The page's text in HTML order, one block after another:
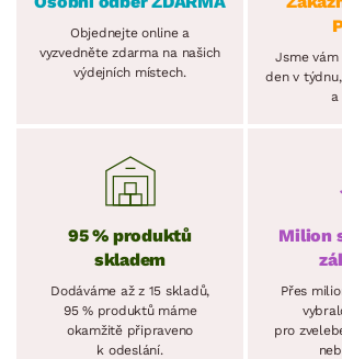
Objednejte online a
vyzvedněte zdarma na našich
výdejních místech.
Jsme
den v
a
95 % produktů
skladem
Dodáváme až z 15 skladů,
95 % produktů máme
okamžitě připraveno
k odeslání.
Milion
Přes
pro